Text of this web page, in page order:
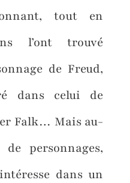
tout en
l’ont trouvé
de Freud,
dans celui de
Falk… Mais au-
personnages,
dans un